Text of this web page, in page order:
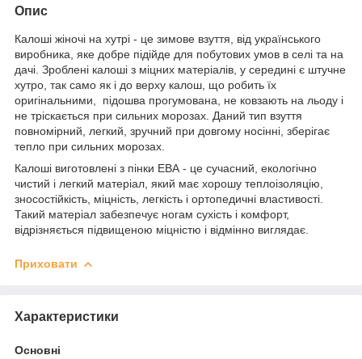
Опис
Калоші жіночі на хутрі - це зимове взуття, від українського
виробника, яке добре підійде для побутових умов в селі та на
дачі. Зроблені калоші з міцних матеріалів, у середині є штучне
хутро, так само як і до верху калош, що робить їх
оригінальними, підошва прогумована, не ковзають на льоду і
не тріскається при сильних морозах. Даний тип взуття
повномірний, легкий, зручний при довгому носінні, зберігає
тепло при сильних морозах.
Калоші виготовлені з пінки ЕВА - це сучасний, екологічно
чистий і легкий матеріал, який має хорошу теплоізоляцію,
зносостійкість, міцність, легкість і ортопедичні властивості.
Такий матеріал забезпечує ногам сухість і комфорт,
відрізняється підвищеною міцністю і відмінно виглядає.
Приховати
Характеристики
Основні